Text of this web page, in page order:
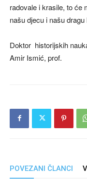
radovale i krasile, to će
našu djecu i našu dragu
Doktor historijskih
Amir Ismić, prof.
POVEZANI ČLANCI